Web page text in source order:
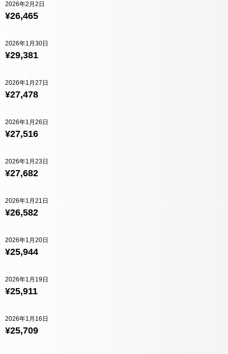
¥26,465
2026年2月2日
¥29,381
2026年1月30日
¥27,478
2026年1月27日
¥27,516
2026年1月26日
¥27,682
2026年1月23日
¥26,582
2026年1月21日
¥25,944
2026年1月20日
¥25,911
2026年1月19日
¥25,709
2026年1月16日